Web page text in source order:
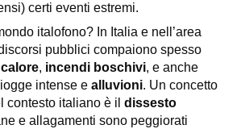
certi eventi estremi.
italofono? In Italia e nell’area
pubblici compaiono spesso
, incendi boschivi, e anche
intense e alluvioni. Un concetto
contesto italiano è il dissesto
e allagamenti sono peggiorati